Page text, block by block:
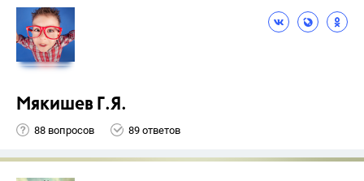
Мякишев Г.Я.
88 вопросов 89 ответов